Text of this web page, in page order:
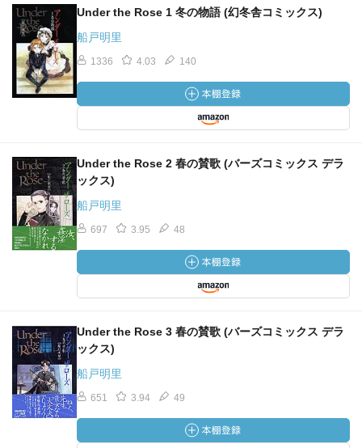
Under the Rose 1 冬の物語 (幻冬舎コミックス)
船戸明里
1336 4.03 140
Under the Rose 2 春の賛歌 (バーズコミックス デラ
ックス)
船戸明里
697 3.95 48
Under the Rose 3 春の賛歌 (バーズコミックス デラ
ックス)
船戸明里
651 3.94 49